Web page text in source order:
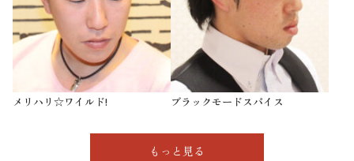
メリハリ☆ワイルド! ブラックモードスパイス
もっと見る